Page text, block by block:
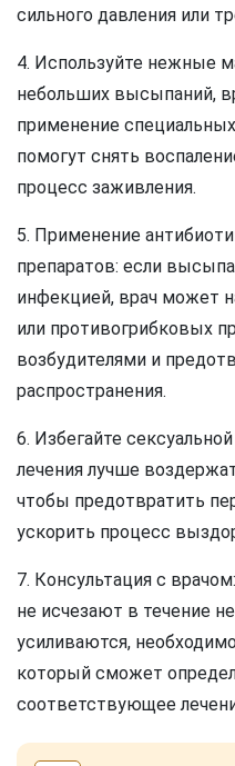
сильного давления или
4. Используйте нежные
небольших высыпаний,
применение
помогут снять
процесс заживления.
5. Применение
препаратов: если
инфекцией, врач может
или противогрибковых
возбудителями и
распространения.
6. Избегайте
лечения лучше
чтобы предотвратить
ускорить процесс
7. Консультация с
не исчезают в течение
усиливаются,
который сможет
соответствующее